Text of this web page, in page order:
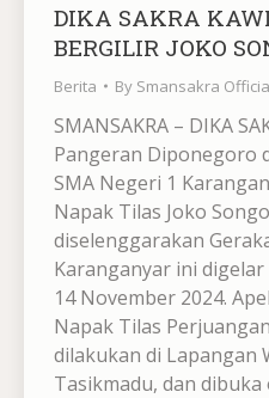
DIKA SAKRA
BERGILIR JOKO
Berita By Smansakra
SMANSAKRA – DIKA
Pangeran Diponegoro
SMA Negeri 1
Napak Tilas Joko
diselenggarakan
Karanganyar ini digelar
14 November 2024.
Napak Tilas
dilakukan di Lapangan
Tasikmadu, dan